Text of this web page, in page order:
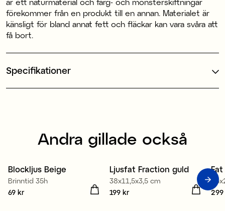
förekommer från en produkt till en annan. Materialet är
känsligt för bland annat fett och fläckar kan vara svåra att
få bort.
Specifikationer
Andra gillade också
Blockljus Beige
Brinntid 35h
Pris:
69 kr
Ljusfat Fraction guld
38x11,5x3,5 cm
Pris:199 kr
199 kr Pris